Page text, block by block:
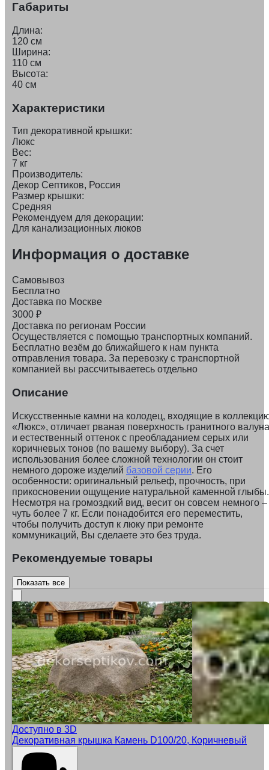
Габариты
Длина:
120 см
Ширина:
110 см
Высота:
40 см
Характеристики
Тип декоративной крышки:
Люкс
Вес:
7 кг
Производитель:
Декор Септиков, Россия
Размер крышки:
Средняя
Рекомендуем для декорации:
Для канализационных люков
Информация о доставке
Самовывоз
Бесплатно
Доставка по Москве
3000 ₽
Доставка по регионам России
Осуществляется с помощью транспортных компаний.
Бесплатно везём до ближайшего к нам пункта
отправления товара. За перевозку с транспортной
компанией вы рассчитываетесь отдельно
Описание
Искусственные камни на колодец, входящие в
«Люкс», отличает рваная поверхность гранитного валуна
и естественный оттенок с преобладанием серых или
коричневых тонов (по вашему выбору). За счет
использования более сложной технологии он стоит
немного дороже изделий базовой серии. Его
особенности: оригинальный рельеф, прочность, при
прикосновении ощущение натуральной каменной глыбы.
Несмотря на громоздкий вид, весит он совсем немного –
чуть более 7 кг. Если понадобится его переместить,
чтобы получить доступ к люку при ремонте
коммуникаций, Вы сделаете это без труда.
Рекомендуемые товары
Показать все
Доступно в 3D
Декоративная крышка Камень D100/20, Коричневый